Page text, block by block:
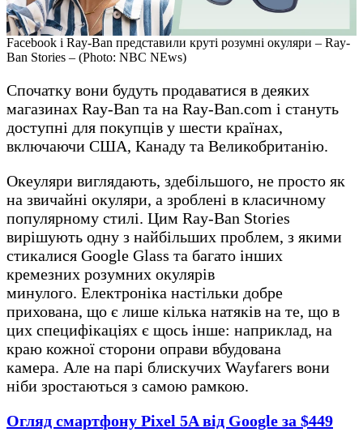
Facebook і Ray-Ban представили круті розумні окуляри – Ray-
Ban Stories – (Photo: NBC NEws)
Спочатку вони будуть продаватися в деяких
магазинах Ray-Ban та на Ray-Ban.com і стануть
доступні для покупців у шести країнах,
включаючи США, Канаду та Великобританію.
Океуляри виглядають, здебільшого, не просто як
на звичайні окуляри, а зроблені в класичному
популярному стилі. Цим Ray-Ban Stories
вирішують одну з найбільших проблем, з якими
стикалися Google Glass та багато інших
кремезних розумних окулярів
минулого. Електроніка настільки добре
прихована, що є лише кілька натяків на те, що в
цих специфікаціях є щось інше: наприклад, на
краю кожної сторони оправи вбудована
камера. Але на парі блискучих Wayfarers вони
ніби зростаються з самою рамкою.
Огляд смартфону Pixel 5A від Google за $449